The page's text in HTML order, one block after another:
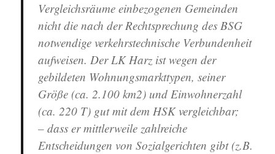
Vergleichsräume einbezogenen Gemeinden
nicht die nach der Rechtsprechung des BSG
notwendige verkehrstechnische Verbundenheit
aufweisen. Der LK Harz ist wegen der
gebildeten Wohnungsmarkttypen, seiner
Größe (ca. 2.100 km2) und Einwohnerzahl
(ca. 220 T) gut mit dem HSK vergleichbar;
– dass er mittlerweile zahlreiche
Entscheidungen von Sozialgerichten gibt (z.B.